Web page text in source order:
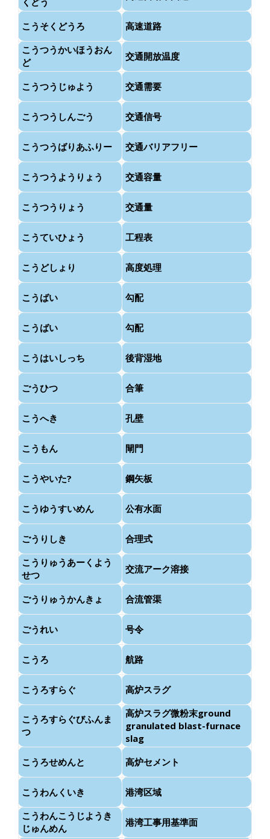
こうそくどうろ
高速道路
こうつうかいほうおん
ど
交通開放温度
こうつうじゅよう 交通需要
こうつうしんごう 交通信号
こうつうばりあふりー 交通バリアフリー
こうつうようりょう 交通容量
こうつうりょう 交通量
こうていひょう 工程表
こうどしょり 高度処理
こうばい 勾配
こうばい 勾配
こうはいしっち 後背湿地
ごうひつ 合筆
こうへき 孔壁
こうもん 閘門
こうやいた? 鋼矢板
こうゆうすいめん 公有水面
ごうりしき
合理式
こうりゅうあーくよう
せつ
交流アーク溶接
ごうりゅうかんきょ 合流管渠
ごうれい 号令
こうろ 航路
こうろすらぐ 高炉スラグ
こうろすらぐびふんま
つ
高炉スラグ微粉末ground
granulated blast-furnace
slag
こうろせめんと
高炉セメント
こうわんくいき
港湾区域
こうわんこうじようき
じゅんめん
港湾工事用基準面